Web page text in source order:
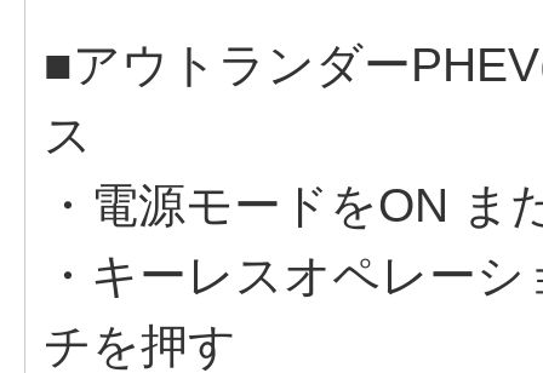
■アウトランダー
ス
・電源モードをON ま
・キーレスオペレー
チを押す